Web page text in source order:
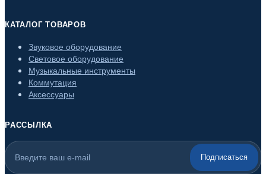
КАТАЛОГ ТОВАРОВ
Звуковое оборудование
Световое оборудование
Музыкальные инструменты
Коммутация
Аксессуары
РАССЫЛКА
Подписаться